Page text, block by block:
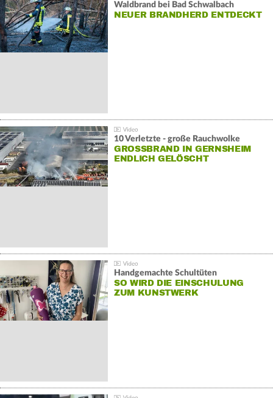
Waldbrand bei Bad Schwalbach
NEUER BRANDHERD ENTDECKT
10 Verletzte - große Rauchwolke
GROSSBRAND IN GERNSHEIM E
NDLICH GELÖSCHT
Handgemachte Schultüten
SO WIRD DIE EINSCHULUNG
ZUM KUNSTWERK